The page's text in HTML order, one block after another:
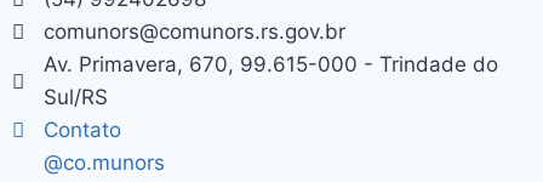
comunors@comunors.rs.gov.br
Av. Primavera, 670, 99.615-000 - Trindade do
Sul/RS
Contato
@co.munors